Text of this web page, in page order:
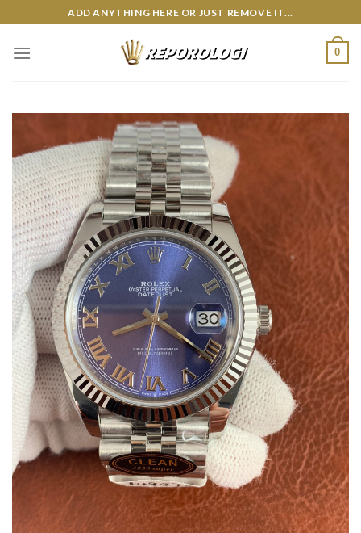
to
content
ADD ANYTHING HERE OR JUST REMOVE IT...
0